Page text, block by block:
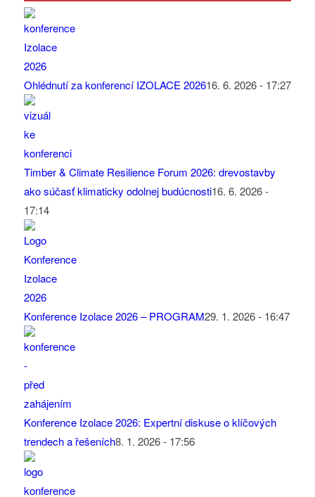
Ohlédnutí za konferencí IZOLACE 202616. 6. 2026 - 17:27
Timber & Climate Resilience Forum 2026: drevostavby
ako súčasť klimaticky odolnej budúcnosti16. 6. 2026 -
17:14
Konference Izolace 2026 – PROGRAM29. 1. 2026 - 16:47
Konference Izolace 2026: Expertní diskuse o klíčových
trendech a řešeních8. 1. 2026 - 17:56